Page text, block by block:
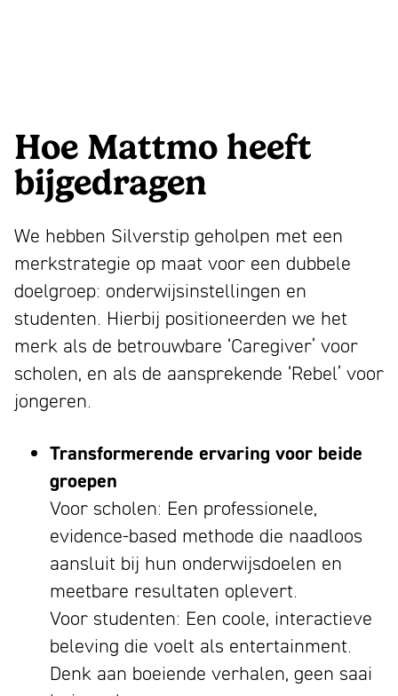
Hoe Mattmo heeft
bijgedragen
We hebben Silverstip geholpen met een
merkstrategie op maat voor een dubbele
doelgroep: onderwijsinstellingen en
studenten. Hierbij positioneerden we het
merk als de betrouwbare ‘Caregiver’ voor
scholen, en als de aansprekende ‘Rebel’ voor
jongeren.
Transformerende ervaring voor beide
groepen
Voor scholen: Een professionele,
evidence-based methode die naadloos
aansluit bij hun onderwijsdoelen en
meetbare resultaten oplevert.
Voor studenten: Een coole, interactieve
beleving die voelt als entertainment.
Denk aan boeiende verhalen, geen saai